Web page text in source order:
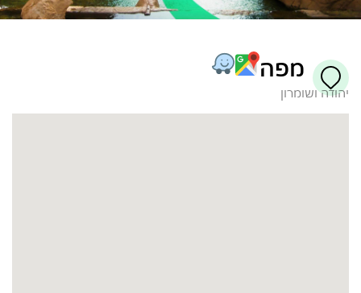
מפה
יהודה ושומרון